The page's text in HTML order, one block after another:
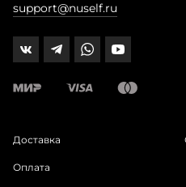
support@nuself.ru
Доставка
Оплата